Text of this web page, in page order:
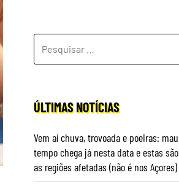
POR:
ÚLTIMAS NOTÍCIAS
Vem aí chuva, trovoada e poeiras: mau
tempo chega já nesta data e estas são
as regiões afetadas (não é nos Açores)